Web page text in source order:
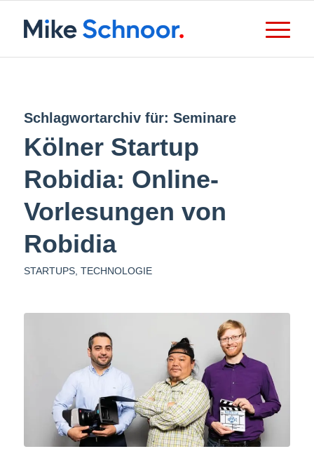
Schlagwortarchiv für: Seminare
Kölner Startup
Robidia: Online-
Vorlesungen von
Robidia
STARTUPS, TECHNOLOGIE